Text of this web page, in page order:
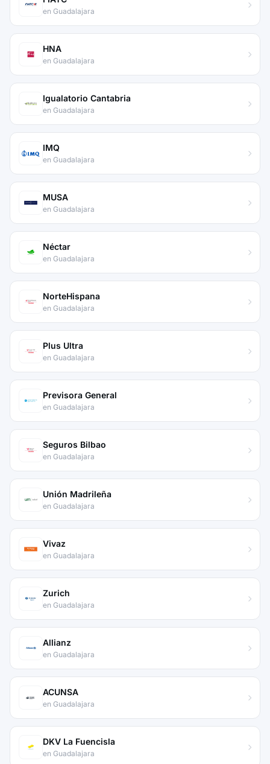
en Guadalajara
HNA
en Guadalajara
Igualatorio Cantabria
en Guadalajara
IMQ
en Guadalajara
MUSA
en Guadalajara
Néctar
en Guadalajara
NorteHispana
en Guadalajara
Plus Ultra
en Guadalajara
Previsora General
en Guadalajara
Seguros Bilbao
en Guadalajara
Unión Madrileña
en Guadalajara
Vivaz
en Guadalajara
Zurich
en Guadalajara
Allianz
en Guadalajara
ACUNSA
en Guadalajara
DKV La Fuencisla
en Guadalajara